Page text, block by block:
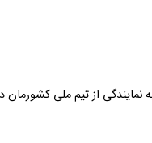
نمایندگی از تیم ملی